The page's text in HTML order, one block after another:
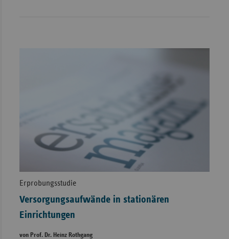
Erprobungsstudie
Versorgungsaufwände in stationären
Einrichtungen
von Prof. Dr. Heinz Rothgang